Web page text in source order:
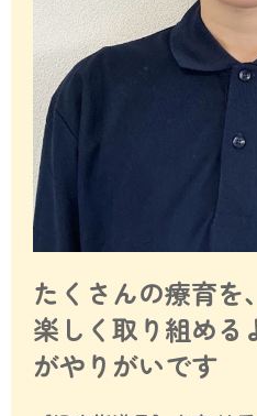
たくさんの療育を
楽しく取り組める
がやりがいです